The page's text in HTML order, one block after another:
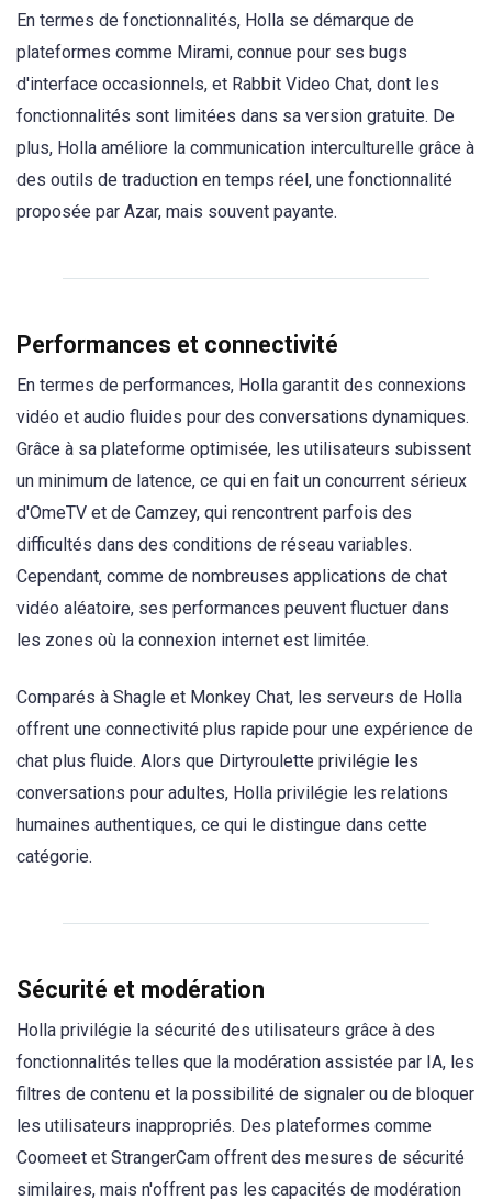
En termes de fonctionnalités, Holla se démarque de
plateformes comme Mirami, connue pour ses bugs
d'interface occasionnels, et Rabbit Video Chat, dont les
fonctionnalités sont limitées dans sa version gratuite. De
plus, Holla améliore la communication interculturelle grâce à
des outils de traduction en temps réel, une fonctionnalité
proposée par Azar, mais souvent payante.
Performances et connectivité
En termes de performances, Holla garantit des connexions
vidéo et audio fluides pour des conversations dynamiques.
Grâce à sa plateforme optimisée, les utilisateurs subissent
un minimum de latence, ce qui en fait un concurrent sérieux
d'OmeTV et de Camzey, qui rencontrent parfois des
difficultés dans des conditions de réseau variables.
Cependant, comme de nombreuses applications de chat
vidéo aléatoire, ses performances peuvent fluctuer dans
les zones où la connexion internet est limitée.
Comparés à Shagle et Monkey Chat, les serveurs de Holla
offrent une connectivité plus rapide pour une expérience de
chat plus fluide. Alors que Dirtyroulette privilégie les
conversations pour adultes, Holla privilégie les relations
humaines authentiques, ce qui le distingue dans cette
catégorie.
Sécurité et modération
Holla privilégie la sécurité des utilisateurs grâce à des
fonctionnalités telles que la modération assistée par IA, les
filtres de contenu et la possibilité de signaler ou de bloquer
les utilisateurs inappropriés. Des plateformes comme
Coomeet et StrangerCam offrent des mesures de sécurité
similaires, mais n'offrent pas les capacités de modération